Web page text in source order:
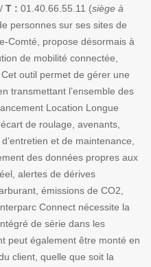
/ T : 01.40.66.55.11 (siège à
personnes sur ses sites de
Comté, propose désormais à
de mobilité connectée,
outil permet de gérer une
transmettant l’ensemble des
Location Longue
de roulage, avenants,
et de maintenance,
des données propres aux
alertes de dérives
émissions de CO2,
Connect nécessite la
de série dans les
peut également être monté en
client, quelle que soit la